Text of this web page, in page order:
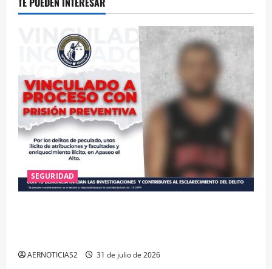
SEGURIDAD
AERNOTICIAS2 31 de julio de 2026